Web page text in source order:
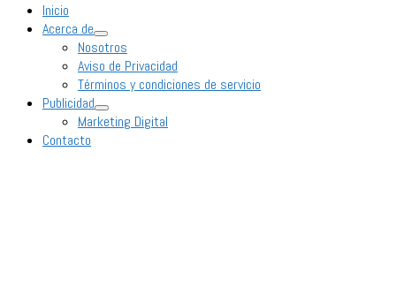
Inicio
Acerca de
Nosotros
Aviso de Privacidad
Términos y condiciones de servicio
Publicidad
Marketing Digital
Contacto